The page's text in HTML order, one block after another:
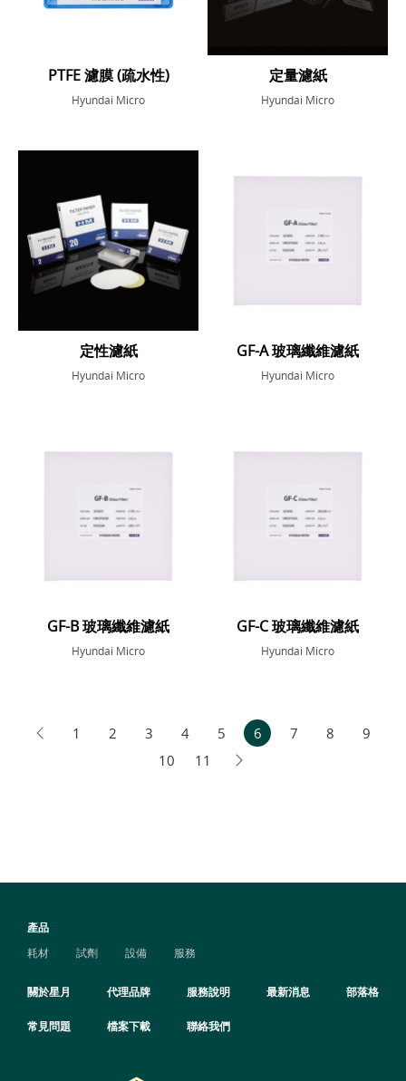
PTFE 濾膜 (疏水性)
Hyundai Micro
定量濾紙
Hyundai Micro
定性濾紙
Hyundai Micro
GF-A 玻璃纖維濾紙
Hyundai Micro
GF-B 玻璃纖維濾紙
Hyundai Micro
GF-C 玻璃纖維濾紙
Hyundai Micro
1 2 3 4 5 6 7 8
9
10
11
產品
耗材
試劑 設備 服務
關於星月 代理品牌 服務說明 最新消息 部落格
常見問題 檔案下載 聯絡我們